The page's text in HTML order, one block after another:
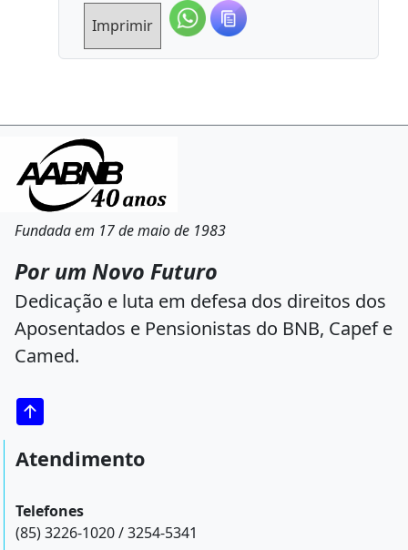
Imprimir
Fundada em 17 de maio de 1983
Por um Novo Futuro
Dedicação e luta em defesa dos direitos dos
Aposentados e Pensionistas do BNB, Capef e
Camed.
Atendimento
Telefones
(85) 3226-1020 / 3254-5341